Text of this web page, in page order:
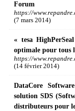
Forum
https://
(7 mars 2014)
« tesa
optimale pour tous
https://
(14 février 2014)
DataCore
solution SDS
distributeurs pour